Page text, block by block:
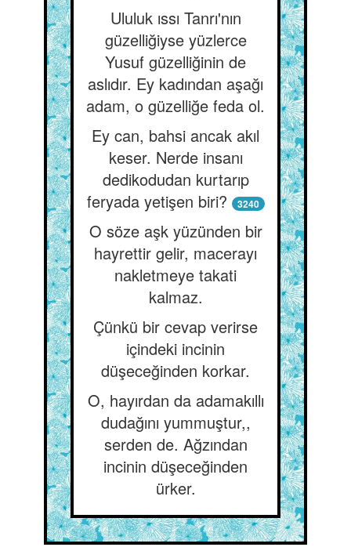
Ululuk ıssı Tanrı'nın
güzelliğiyse yüzlerce
Yusuf güzelliğinin de
aslıdır. Ey kadından aşağı
adam, o güzelliğe feda ol.
Ey can, bahsi ancak akıl
keser. Nerde insanı
dedikodudan kurtarıp
feryada yetişen biri?
3240
O söze aşk yüzünden bir
hayrettir gelir, macerayı
nakletmeye takati
kalmaz.
Çünkü bir cevap verirse
içindeki incinin
düşeceğinden korkar.
O, hayırdan da adamakıllı
dudağını yummuştur,,
serden de. Ağzından
incinin düşeceğinden
ürker.